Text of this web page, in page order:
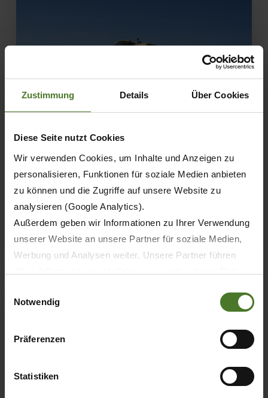
Zustimmung Details Über Cookies
Diese Seite nutzt Cookies
Wir verwenden Cookies, um Inhalte und Anzeigen zu
personalisieren, Funktionen für soziale Medien anbieten
zu können und die Zugriffe auf unsere Website zu
analysieren (Google Analytics).
Außerdem geben wir Informationen zu Ihrer Verwendung
unserer Website an unsere Partner für soziale Medien,
Werbung und Analysen weiter. Unsere Partner führen
sie im Rahmen Ihrer Nutzung der Dienste gesammelt
Wir setzen im Rahmen des Trackings auch Dienstleister
Datenschutzbestimmungen ein, wodurch das Risiko von
behördlichen Zugriffen bzw. von Kontrollverlust bzgl.
Notwendig
Präferenzen
Statistiken
Flexible mowing fleet meets contractor
needs
LEARN MORE